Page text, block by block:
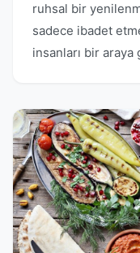
ruhsal bir
sadece ibadet
insanları bir